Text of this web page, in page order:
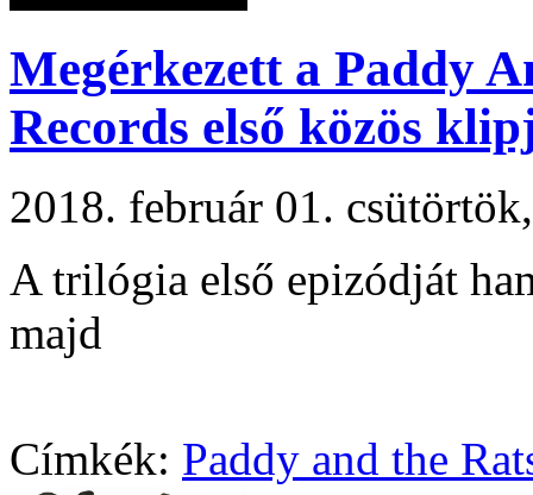
Megérkezett a Paddy
Records első közös
2018. február 01.
A trilógia első epizódját
majd
Címkék: Paddy and the